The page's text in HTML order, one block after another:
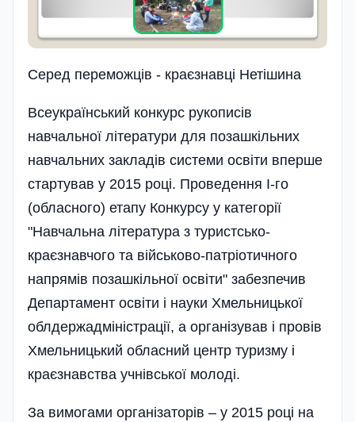
Серед переможців - краєзнавці Нетішина
Всеукраїнський конкурс рукописів
навчальної літератури для позашкільних
навчальних закладів системи освіти вперше
стартував у 2015 році. Проведення І-го
(обласного) етапу Конкурсу у категорії
"Навчальна література з туристсько-
краєзнавчого та військово-патріотичного
напрямів поза­шкільної освіти" забезпечив
Департамент освіти і науки Хмельницької
облдержадміні­страції, а організував і провів
Хмельницький обласний центр туризму і
краєзнавства учнівської молоді.
За вимогами організаторів – у 2015 році на